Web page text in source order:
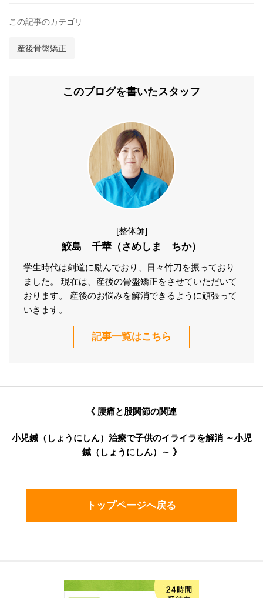
この記事のカテゴリ
産後骨盤矯正
このブログを書いたスタッフ
[整体師]
鮫島 千華（さめしま ちか）
学生時代は剣道に励んでおり、日々竹刀を振っており
ました。 現在は、産後の骨盤矯正をさせていただいて
おります。 産後のお悩みを解消できるように頑張って
いきます。
記事一覧はこちら
《 腰痛と股関節の関連
小児鍼（しょうにしん）治療で子供のイライラを解消 ～小児
鍼（しょうにしん）～ 》
トップページへ戻る